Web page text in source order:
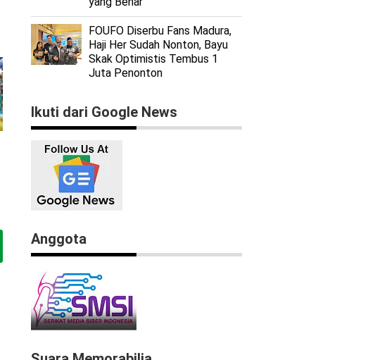
FOUFO Diserbu Fans Madura,
Haji Her Sudah Nonton, Bayu
Skak Optimistis Tembus 1
Juta Penonton
Ikuti dari Google News
Anggota